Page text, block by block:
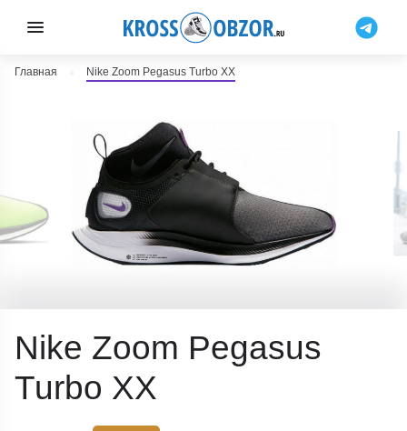
Главная Nike Zoom Pegasus Turbo XX
Nike Zoom Pegasus
Turbo XX